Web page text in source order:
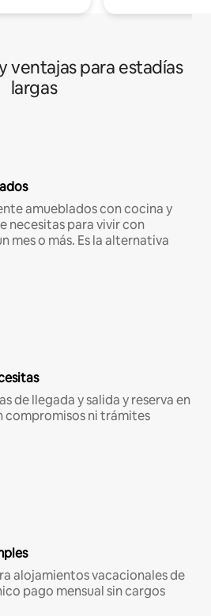
ventajas para estadías
largas
amueblados con cocina y
necesitas para vivir con
mes o más. Es la alternativa
de llegada y salida y reserva en
compromisos ni trámites
alojamientos vacacionales de
pago mensual sin cargos